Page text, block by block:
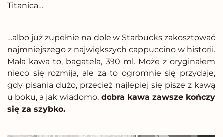
Titanica…
.
…albo już zupełnie na dole w Starbucks zakosztować
najmniejszego z największych cappuccino w historii.
Mała kawa to, bagatela, 390 ml. Może z oryginałem
nieco się rozmija, ale za to ogromnie się przydaje,
gdy pisania dużo, przecież najlepiej się pisze z kawą
u boku, a jak wiadomo,dobra kawa zawsze kończy
się za szybko.
.